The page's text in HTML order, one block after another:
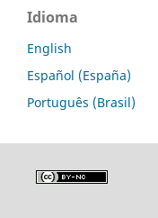
Idioma
English
Español (España)
Português (Brasil)